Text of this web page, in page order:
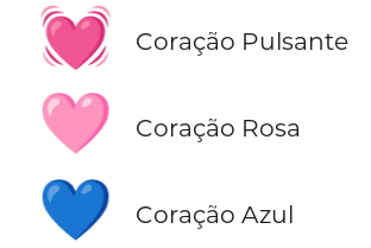
💓 Coração Pulsante
🩷 Coração Rosa
💙 Coração Azul